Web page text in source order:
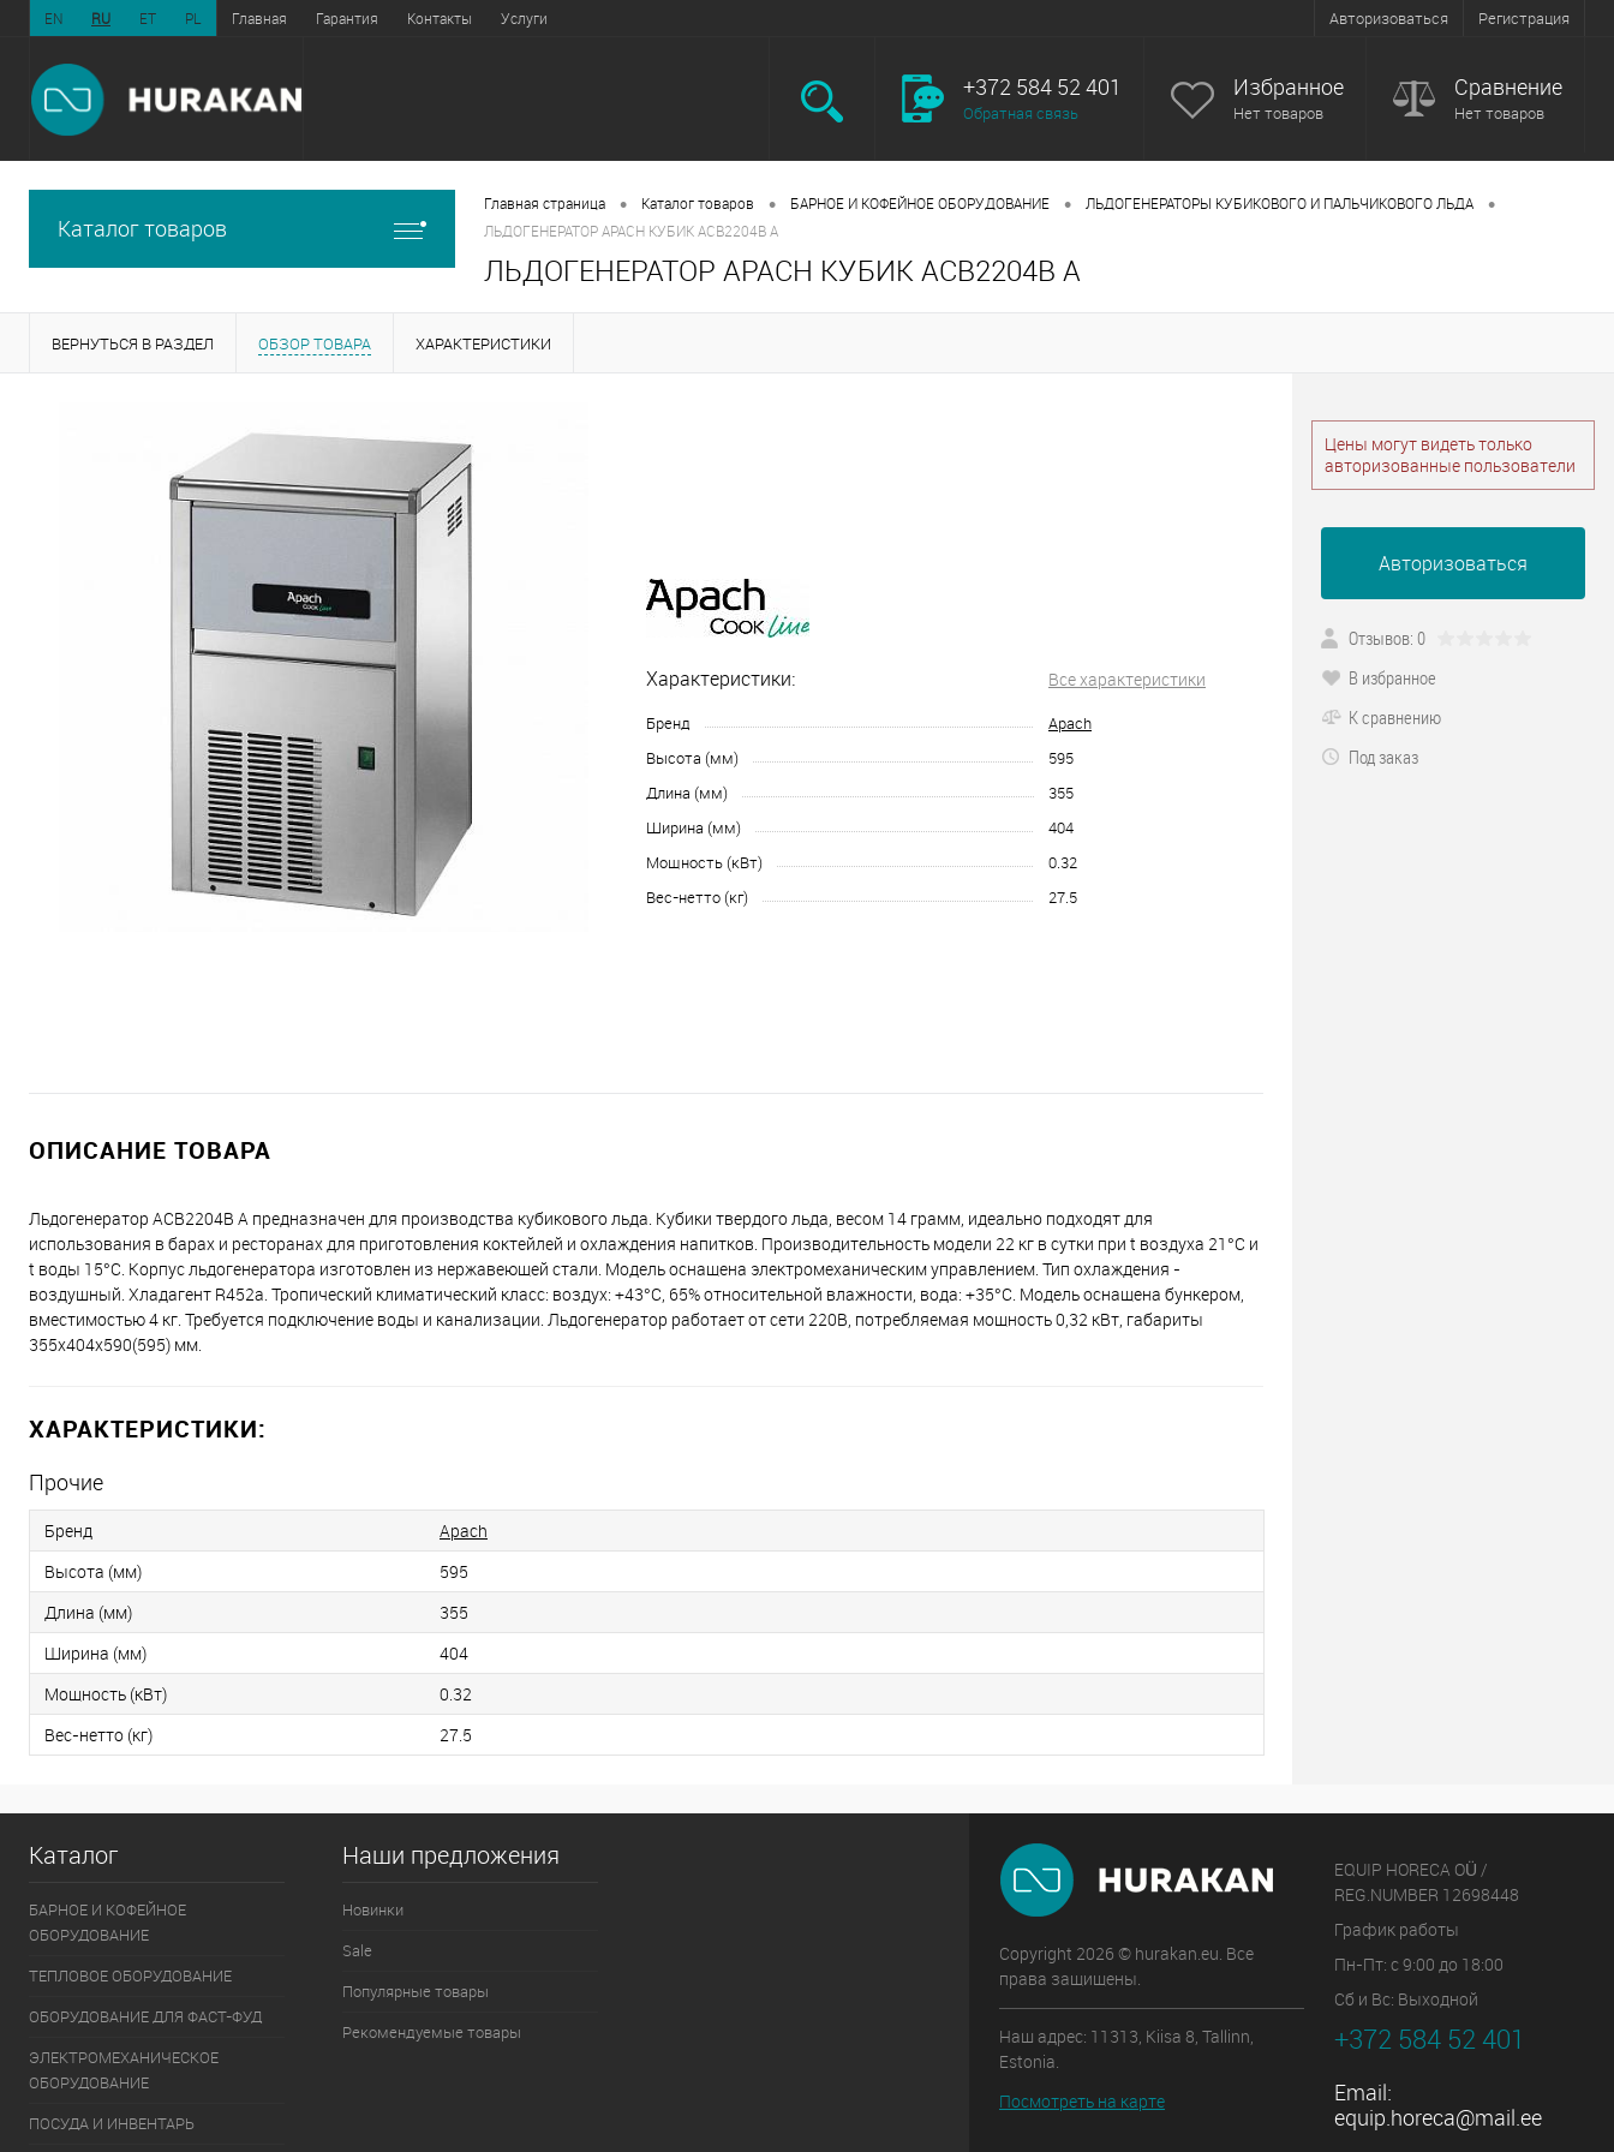
EN RU ET PL Главная Гарантия Контакты Услуги Авторизоваться Регистрация
+372 584 52 401
Обратная связь
Избранное
Нет товаров
Сравнение
Нет товаров
Каталог товаров
Главная страница • Каталог товаров • БАРНОЕ И КОФЕЙНОЕ ОБОРУДОВАНИЕ • ЛЬДОГЕНЕРАТОРЫ КУБИКОВОГО И ПАЛЬЧИКОВОГО ЛЬДА •
ЛЬДОГЕНЕРАТОР APACH КУБИК ACB2204B A
ЛЬДОГЕНЕРАТОР APACH КУБИК ACB2204B A
ВЕРНУТЬСЯ В РАЗДЕЛ ОБЗОР ТОВАРА ХАРАКТЕРИСТИКИ
Характеристики: Все характеристики
Бренд
Apach
Высота (мм)
595
Длина (мм)
355
Ширина (мм)
404
Мощность (кВт)
0.32
Вес-нетто (кг)
27.5
ОПИСАНИЕ ТОВАРА
Льдогенератор ACB2204B A предназначен для производства кубикового льда. Кубики твердого льда, весом 14 грамм, идеально подходят для
использования в барах и ресторанах для приготовления коктейлей и охлаждения напитков. Производительность модели 22 кг в сутки при t воздухa 21°C и
t воды 15°C. Корпус льдогенератора изготовлен из нержавеющей стали. Модель оснащена электромеханическим управлением. Тип охлаждения -
воздушный. Хладагент R452a. Тропический климатический класс: воздух: +43°С, 65% относительной влажности, вода: +35°С. Модель оснащена бункером,
вместимостью 4 кг. Требуется подключение воды и канализации. Льдогенератор работает от сети 220В, потребляемая мощность 0,32 кВт, габариты
355x404x590(595) мм.
ХАРАКТЕРИСТИКИ:
Прочие
Бренд
Apach
Высота (мм)
595
Длина (мм)
355
Ширина (мм)
404
Мощность (кВт)
0.32
Вес-нетто (кг)
27.5
Цены могут видеть только
авторизованные пользователи
Авторизоваться
Отзывов: 0
В избранное
К сравнению
Под заказ
Каталог
БАРНОЕ И КОФЕЙНОЕ
ОБОРУДОВАНИЕ
ТЕПЛОВОЕ ОБОРУДОВАНИЕ
ОБОРУДОВАНИЕ ДЛЯ ФАСТ-ФУД
ЭЛЕКТРОМЕХАНИЧЕСКОЕ
ОБОРУДОВАНИЕ
ПОСУДА И ИНВЕНТАРЬ
Наши предложения
Новинки
Sale
Популярные товары
Рекомендуемые товары
Copyright 2026 © hurakan.eu. Все
права защищены.
Наш адрес: 11313, Kiisa 8, Tallinn,
Estonia.
Посмотреть на карте
EQUIP HORECA OÜ /
REG.NUMBER 12698448
График работы
Пн-Пт: с 9:00 до 18:00
Сб и Вс: Выходной
+372 584 52 401
Email:
equip.horeca@mail.ee